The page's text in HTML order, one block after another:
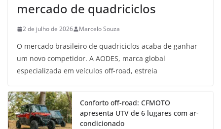
mercado de quadriciclos
2 de julho de 2026 Marcelo Souza
O mercado brasileiro de quadriciclos acaba de ganhar
um novo competidor. A AODES, marca global
especializada em veículos off-road, estreia
Conforto off-road: CFMOTO
apresenta UTV de 6 lugares com ar-
condicionado